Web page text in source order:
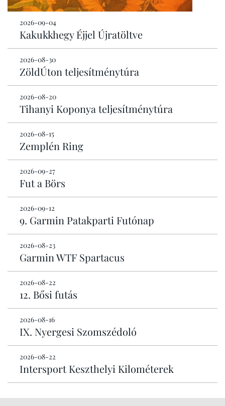
2026-09-04
Kakukkhegy Éjjel Újratöltve
2026-08-30
ZöldÚton teljesítménytúra
2026-08-20
Tihanyi Koponya teljesítménytúra
2026-08-15
Zemplén Ring
2026-09-27
Fut a Börs
2026-09-12
9. Garmin Patakparti Futónap
2026-08-23
Garmin WTF Spartacus
2026-08-22
12. Bősi futás
2026-08-16
IX. Nyergesi Szomszédoló
2026-08-22
Intersport Keszthelyi Kilométerek